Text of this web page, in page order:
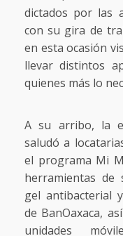
dictados por las
con su gira de
en esta ocasión
llevar distintos
quienes más lo
A su arribo, la
saludó a
el programa Mi
herramientas de
gel antibacterial
de BanOaxaca,
unidades